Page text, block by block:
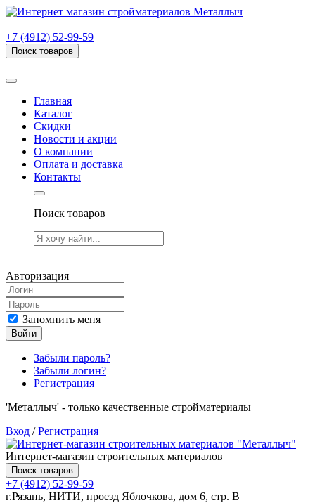
+7 (4912) 52-99-59
Поиск товаров
Главная
Каталог
Скидки
Новости и акции
О компании
Оплата и доставка
Контакты
Поиск товаров
Авторизация
Запомнить меня
Войти
Забыли пароль?
Забыли логин?
Регистрация
'Металлыч' - только качественные стройматериалы
Вход /Регистрация
Интернет-магазин строительных материалов
Поиск товаров
+7 (4912) 52-99-59
г.Рязань, НИТИ, проезд Яблочкова, дом 6, стр. В